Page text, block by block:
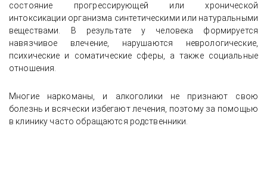
состояние прогрессирующей или хронической
интоксикации организма синтетическими или натуральными
веществами. В результате у человека формируется
навязчивое влечение, нарушаются неврологические,
психические и соматические сферы, а также социальные
отношения.
Многие наркоманы, и алкоголики не признают свою
болезнь и всячески избегают лечения, поэтому за помощью
в клинику часто обращаются родственники.